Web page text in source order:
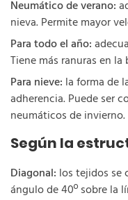
Neumático de verano:
nieva. Permite mayor
Para todo el año:
Tiene más ranuras en
Para nieve: la forma de
adherencia. Puede ser
neumáticos de invierno.
Según la
Diagonal: los tejidos se
ángulo de 40º sobre la